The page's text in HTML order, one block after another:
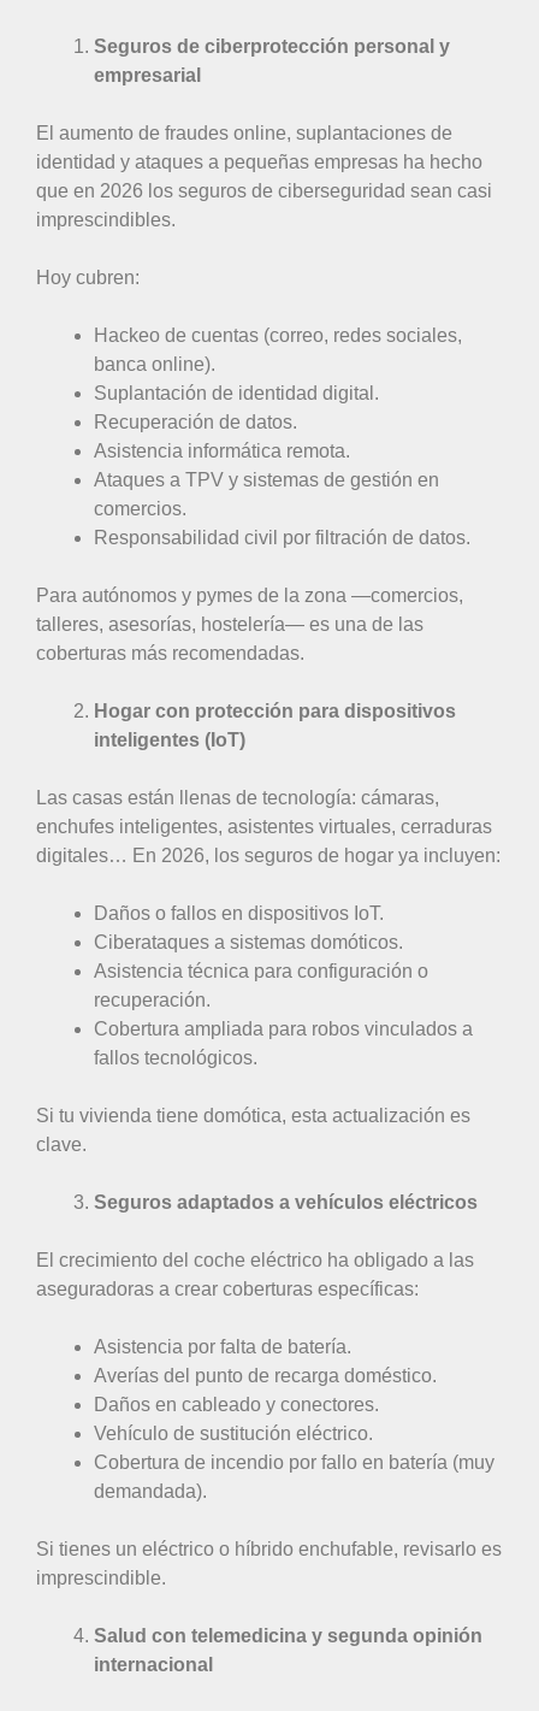
Seguros de ciberprotección personal y
empresarial
El aumento de fraudes online, suplantaciones de
identidad y ataques a pequeñas empresas ha hecho
que en 2026 los seguros de ciberseguridad sean casi
imprescindibles.
Hoy cubren:
Hackeo de cuentas (correo, redes sociales,
banca online).
Suplantación de identidad digital.
Recuperación de datos.
Asistencia informática remota.
Ataques a TPV y sistemas de gestión en
comercios.
Responsabilidad civil por filtración de datos.
Para autónomos y pymes de la zona —comercios,
talleres, asesorías, hostelería— es una de las
coberturas más recomendadas.
Hogar con protección para dispositivos
inteligentes (IoT)
Las casas están llenas de tecnología: cámaras,
enchufes inteligentes, asistentes virtuales, cerraduras
digitales… En 2026, los seguros de hogar ya incluyen:
Daños o fallos en dispositivos IoT.
Ciberataques a sistemas domóticos.
Asistencia técnica para configuración o
recuperación.
Cobertura ampliada para robos vinculados a
fallos tecnológicos.
Si tu vivienda tiene domótica, esta actualización es
clave.
Seguros adaptados a vehículos eléctricos
El crecimiento del coche eléctrico ha obligado a las
aseguradoras a crear coberturas específicas:
Asistencia por falta de batería.
Averías del punto de recarga doméstico.
Daños en cableado y conectores.
Vehículo de sustitución eléctrico.
Cobertura de incendio por fallo en batería (muy
demandada).
Si tienes un eléctrico o híbrido enchufable, revisarlo es
imprescindible.
Salud con telemedicina y segunda opinión
internacional